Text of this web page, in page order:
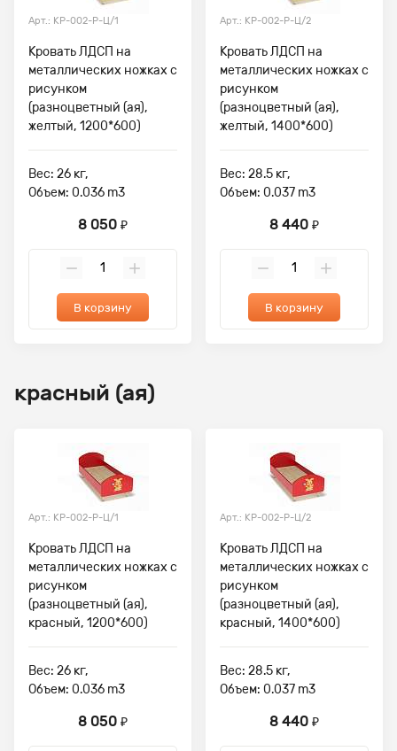
Арт.: КР-002-Р-Ц/1
Кровать ЛДСП на
металлических ножках с
рисунком
(разноцветный (ая),
желтый, 1200*600)
Вес: 26 кг,
Объем: 0.036 m3
8 050 ₽
В корзину
Арт.: КР-002-Р-Ц/2
Кровать ЛДСП на
металлических ножках с
рисунком
(разноцветный (ая),
желтый, 1400*600)
Вес: 28.5 кг,
Объем: 0.037 m3
8 440 ₽
В корзину
красный (ая)
Арт.: КР-002-Р-Ц/1
Кровать ЛДСП на
металлических ножках с
рисунком
(разноцветный (ая),
красный, 1200*600)
Вес: 26 кг,
Объем: 0.036 m3
8 050 ₽
Арт.: КР-002-Р-Ц/2
Кровать ЛДСП на
металлических ножках с
рисунком
(разноцветный (ая),
красный, 1400*600)
Вес: 28.5 кг,
Объем: 0.037 m3
8 440 ₽